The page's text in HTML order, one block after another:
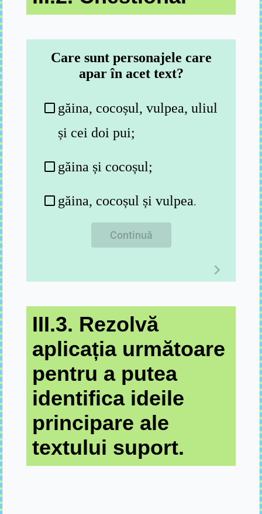
Care sunt personajele care
apar în acet text?
găina, cocoșul, vulpea, uliul
și cei doi pui;
găina și cocoșul;
găina, cocoșul și vulpea.
Continuă
III.3. Rezolvă
aplicația următoare
pentru a putea
identifica ideile
principare ale
textului suport.